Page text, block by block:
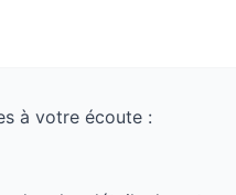
à votre écoute :